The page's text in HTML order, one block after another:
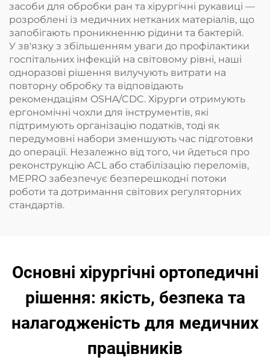
засоби для обробки ран та хірургічні рукавиці —
розроблені із медичних нетканих матеріалів, що
запобігають проникненню рідини та бактерій.
У зв'язку з збільшенням уваги до профілактики
госпітальних інфекцій на світовому рівні, наші
одноразові рішення вилучують витрати на
повторну обробку та відповідають
рекомендаціям OSHA/CDC. Хірурги отримують
ергономічні чохли для інструментів, які
підтримують організацію податків, тоді як
передумовні набори зменшують час підготовки
до операції. Незалежно від того, чи йдеться про
реконструкцію ACL або стабілізацію переломів,
MEPRO забезпечує безперешкодні потоки
роботи та дотримання світових регуляторних
стандартів.
Основні хірургічні ортопедичні
рішення: якість, безпека та
налагодженість для медичних
працівників